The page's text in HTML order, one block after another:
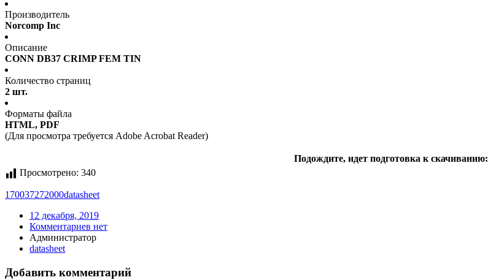
Производитель
Norcomp Inc
Описание
CONN DB37 CRIMP FEM TIN
Количество страниц
2 шт.
Форматы файла
HTML, PDF
(Для просмотра требуется Adobe Acrobat Reader)
Подождите, идет подготовка к скачиванию:
Просмотрено: 340
170037272000datasheet
12 декабря, 2019
Комментариев нет
Администратор
datasheet
Добавить комментарий